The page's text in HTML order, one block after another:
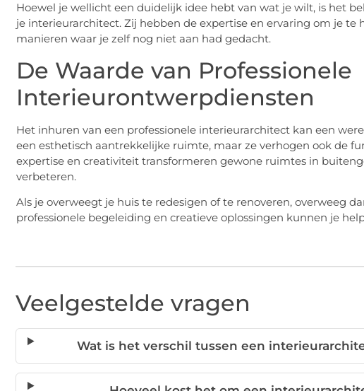
Hoewel je wellicht een duidelijk idee hebt van wat je wilt, is het
je interieurarchitect. Zij hebben de expertise en ervaring om je
manieren waar je zelf nog niet aan had gedacht.
De Waarde van Professionele
Interieurontwerpdiensten
Het inhuren van een professionele interieurarchitect kan een
een esthetisch aantrekkelijke ruimte, maar ze verhogen ook de
expertise en creativiteit transformeren gewone ruimtes in
verbeteren.
Als je overweegt je huis te redesigen of te renoveren, overweeg
professionele begeleiding en creatieve oplossingen kunnen je
Veelgestelde vragen
Wat is het verschil tussen een